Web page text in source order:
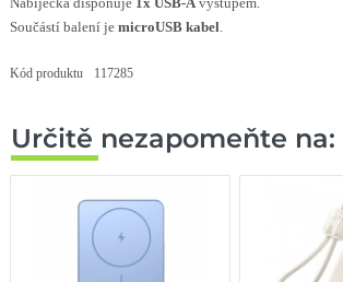
Součástí balení je microUSB kabel.
Kód produktu 117285
Určitě nezapomeňte na: